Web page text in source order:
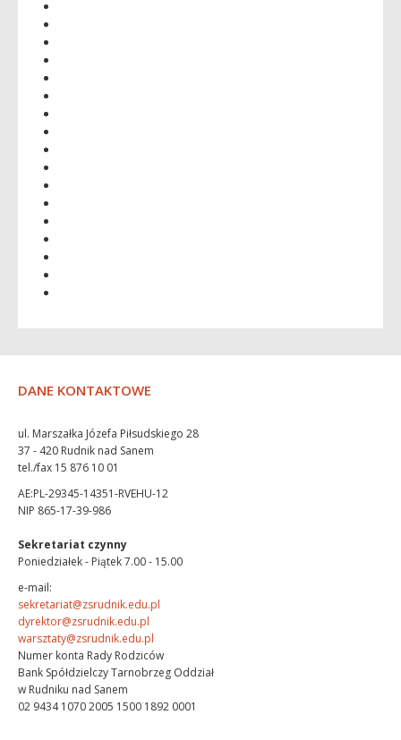
DANE KONTAKTOWE
ul. Marszałka Józefa Piłsudskiego 28
37 - 420 Rudnik nad Sanem
tel./fax 15 876 10 01
AE:PL-29345-14351-RVEHU-12
NIP 865-17-39-986
Sekretariat czynny
Poniedziałek - Piątek 7.00 - 15.00
e-mail:
sekretariat@zsrudnik.edu.pl
dyrektor@zsrudnik.edu.pl
warsztaty@zsrudnik.edu.pl
Numer konta Rady Rodziców
Bank Spółdzielczy Tarnobrzeg Oddział
w Rudniku nad Sanem
02 9434 1070 2005 1500 1892 0001